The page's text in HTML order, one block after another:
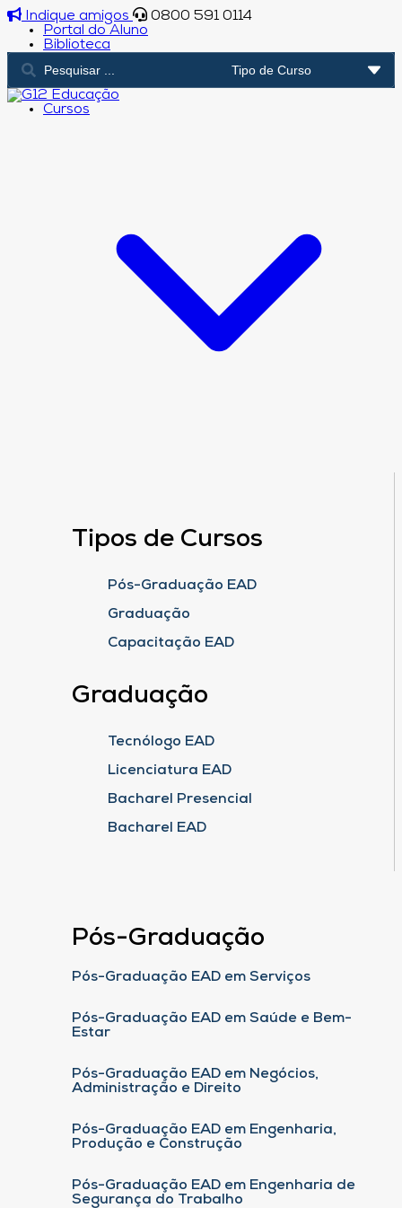
Indique amigos
0800 591 0114
Portal do Aluno
Biblioteca
Cursos
Tipos de Cursos
Pós-Graduação EAD
Graduação
Capacitação EAD
Graduação
Tecnólogo EAD
Licenciatura EAD
Bacharel Presencial
Bacharel EAD
Pós-Graduação
Pós-Graduação EAD em Serviços
Pós-Graduação EAD em Saúde e Bem-
Estar
Pós-Graduação EAD em Negócios,
Administração e Direito
Pós-Graduação EAD em Engenharia,
Produção e Construção
Pós-Graduação EAD em Engenharia de
Segurança do Trabalho